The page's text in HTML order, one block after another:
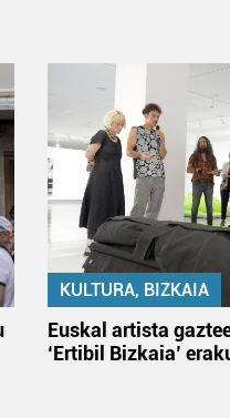
KULTURA, BIZKAIA
Euskal artista
‘Ertibil Bizkaia’